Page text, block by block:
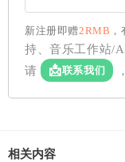
新注册即赠2RMB
持、音乐工作站/
请
📩联系我们
相关内容